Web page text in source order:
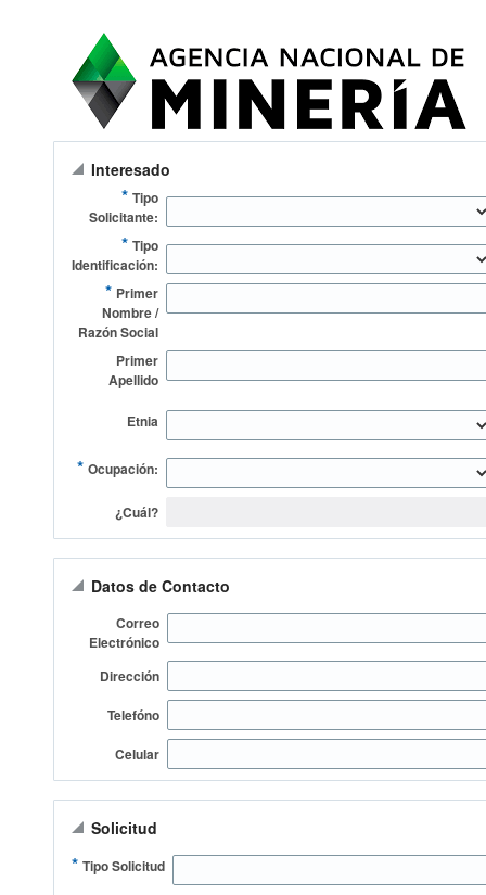
Interesado
* Tipo
Solicitante:
* Tipo
Identificación:
* Primer
Nombre /
Razón Social
Primer
Apellido
Etnia
* Ocupación:
¿Cuál?
Datos de Contacto
Correo
Electrónico
Dirección
Telefóno
Celular
Solicitud
* Tipo Solicitud